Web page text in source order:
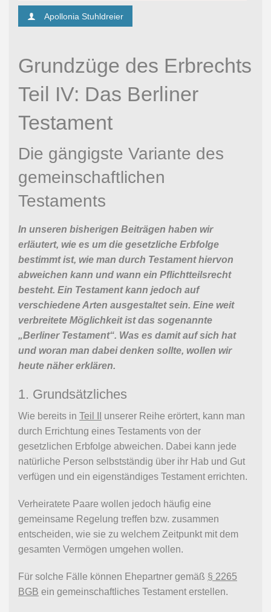
Apollonia Stuhldreier
Grundzüge des Erbrechts
Teil IV: Das Berliner
Testament
Die gängigste Variante des
gemeinschaftlichen
Testaments
In unseren bisherigen Beiträgen haben wir
erläutert, wie es um die gesetzliche Erbfolge
bestimmt ist, wie man durch Testament hiervon
abweichen kann und wann ein Pflichtteilsrecht
besteht. Ein Testament kann jedoch auf
verschiedene Arten ausgestaltet sein. Eine weit
verbreitete Möglichkeit ist das sogenannte
„Berliner Testament“. Was es damit auf sich hat
und woran man dabei denken sollte, wollen wir
heute näher erklären.
1. Grundsätzliches
Wie bereits in Teil II
unserer Reihe erörtert, kann man
durch Errichtung eines Testaments von der
gesetzlichen Erbfolge abweichen. Dabei kann jede
natürliche Person selbstständig über ihr Hab und Gut
verfügen und ein eigenständiges Testament errichten.
Verheiratete Paare wollen jedoch häufig eine
gemeinsame Regelung treffen bzw. zusammen
entscheiden, wie sie zu welchem Zeitpunkt mit dem
gesamten Vermögen umgehen wollen.
Für solche Fälle können Ehepartner gemäß § 2265
BGB ein gemeinschaftliches Testament erstellen.